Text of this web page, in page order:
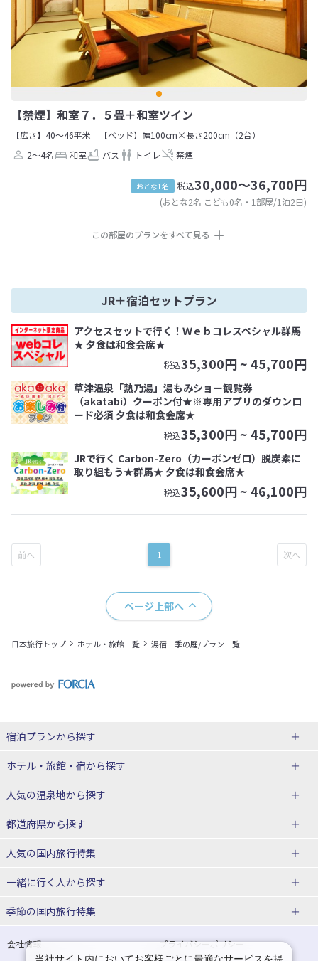
【禁煙】和室７．５畳＋和室ツイン
【広さ】40～46平米
【ベッド】幅100cm×長さ200cm（2台）
2～4名
和室 バス トイレ 禁煙
おとな1名 税込30,000～36,700円
(おとな2名 こども0名・1部屋/1泊2日)
この部屋のプランをすべて見る
JR＋宿泊セットプラン
アクセスセットで行く！Ｗｅｂコレスペシャル群馬
★ 夕食は和食会席★
税込35,300円 ~45,700円
草津温泉「熱乃湯」湯もみショー観覧券
（akatabi）クーポン付★※専用アプリのダウンロ
ード必須 夕食は和食会席★
税込35,300円 ~45,700円
JRで行く Carbon-Zero（カーボンゼロ）脱炭素に
取り組もう★群馬★ 夕食は和食会席★
税込35,600円 ~46,100円
1
ページ上部へ
日本旅行トップ ホテル・旅館一覧 湯宿 季の庭/プラン一覧
宿泊プランから探す
北海道
東北
青森県
宮城県
山形県
関東
ホテル・旅館・宿から探す
北海道ホテル・旅館
青森県ホテル・旅館
宮城県ホテル・旅館
山形県ホテル・旅館
人気の温泉地から探す
北海道
湯の川温泉(北海道)
十勝川温泉(北海道)
洞爺湖温泉(北海道)
層雲峡温泉(北海道)
都道府県から探す
北海道旅行・ツアー
東北
青森旅行・ツアー 岩手旅行・ツアー
人気の国内旅行特集
東京ディズニーリゾート®への旅
ユニバーサル・スタジオ・ジャパ
一緒に行く人から探す
一人旅 国内版
カップル・夫婦旅行 国内版 女子旅 国内版
季節の国内旅行特集
桜・お花見特集
ゴールデンウィーク（GW）の国内
旅行
会社情報
プライバシーポリシー
当社サイト内においてお客様ごとに最適なサービスを提